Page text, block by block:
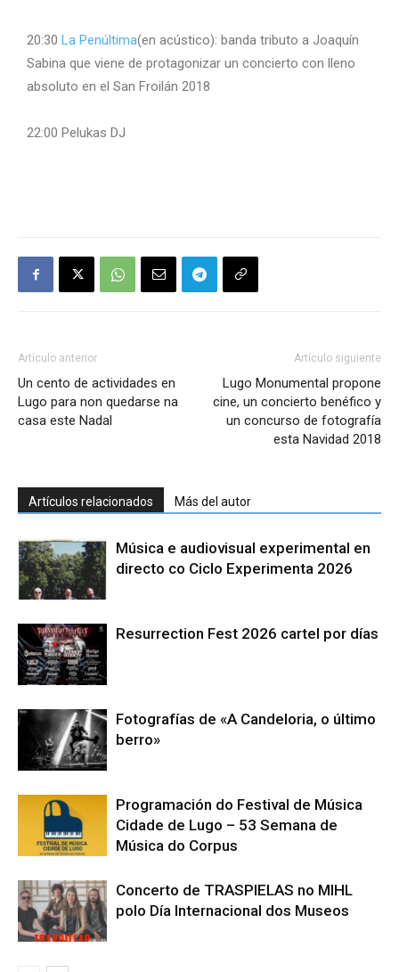
20:30 La Penúltima(en acústico): banda tributo a Joaquín
Sabina que viene de protagonizar un concierto con lleno
absoluto en el San Froilán 2018
22:00 Pelukas DJ
Artículo anterior
Un cento de actividades en
Lugo para non quedarse na
casa este Nadal
Artículo siguiente
Lugo Monumental propone
cine, un concierto benéfico y
un concurso de fotografía
esta Navidad 2018
Artículos relacionados Más del autor
Música e audiovisual experimental en
directo co Ciclo Experimenta 2026
Resurrection Fest 2026 cartel por días
Fotografías de «A Candeloria, o último
berro»
Programación do Festival de Música
Cidade de Lugo – 53 Semana de
Música do Corpus
Concerto de TRASPIELAS no MIHL
polo Día Internacional dos Museos